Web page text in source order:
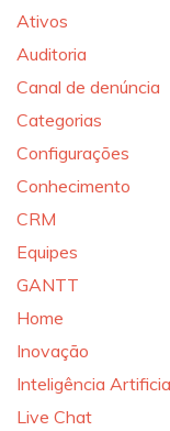
Ativos
Auditoria
Canal de denúncia
Categorias
Configurações
Conhecimento
CRM
Equipes
GANTT
Home
Inovação
Inteligência
Live Chat